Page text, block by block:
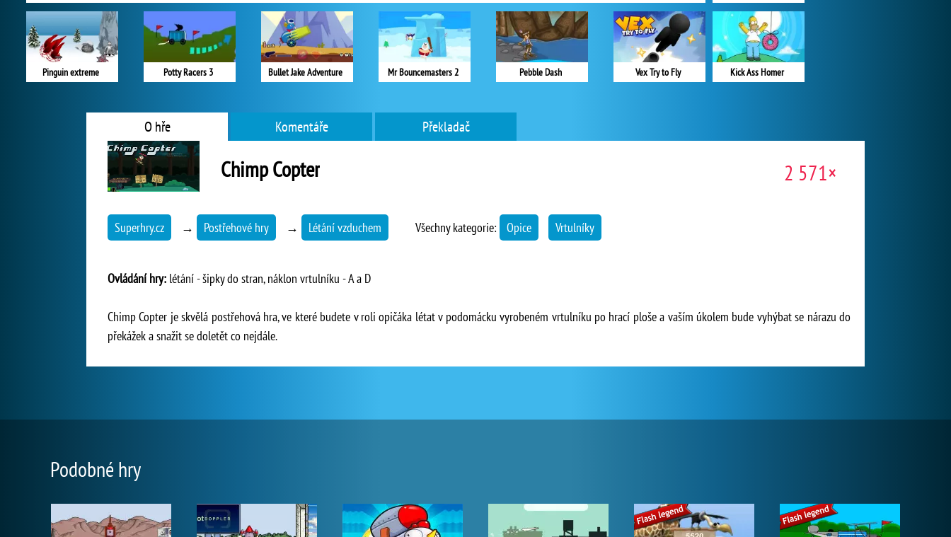
Kick Ass Homer
Pinguin extreme Potty Racers 3 Bullet Jake Adventure Mr Bouncemasters 2 Pebble Dash Vex Try to Fly
O hře Komentáře Překladač
Chimp Copter 2 571×
Superhry.cz → Postřehové hry → Létání vzduchem Všechny kategorie: Opice Vrtulníky
Ovládání hry: létání - šipky do stran, náklon vrtulníku - A a D
Chimp Copter je skvělá postřehová hra, ve které budete v roli opičáka létat v podomácku vyrobeném vrtulníku po hrací ploše a vaším úkolem bude vyhýbat se nárazu do
překážek a snažit se doletět co nejdále.
Podobné hry